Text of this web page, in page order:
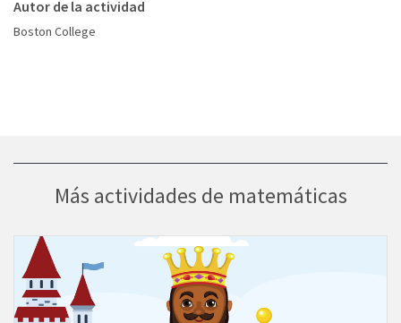
Autor de la actividad
Boston College
Más actividades de matemáticas
Visit El Rey salta activity